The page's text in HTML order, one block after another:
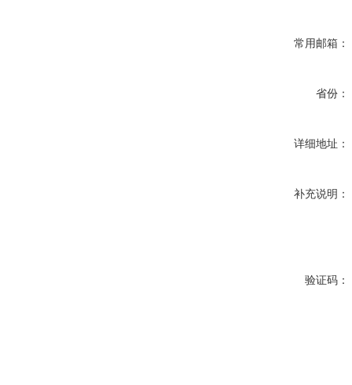
常用邮箱：
省份：
详细地址：
补充说明：
验证码：